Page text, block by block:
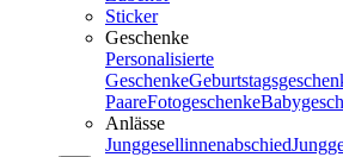
Sticker
Geschenke
Personalisierte
Geschenke
PaareFotogeschenke
Anlässe
Junggesellinnenabschied